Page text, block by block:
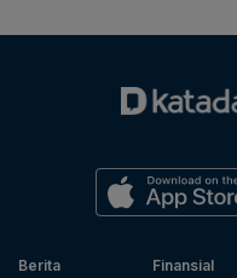
Berita
Finansial